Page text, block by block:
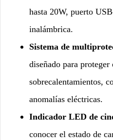
hasta 20W, puerto
inalámbrica.
Sistema de
diseñado para proteger
sobrecalentamientos,
anomalías eléctricas.
Indicador LED de
conocer el estado de